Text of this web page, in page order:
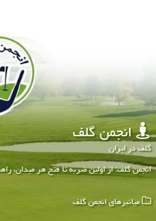
انجمن گلف
گلف در ایران
انجمن گلف: از اولین ضربه تا فتح هر میدان،
میانبرهای انجمن گلف